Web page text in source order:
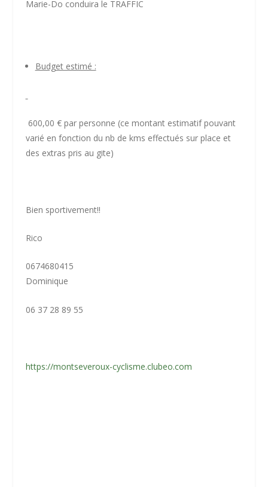
Marie-Do conduira le TRAFFIC
Budget estimé :
600,00 € par personne (ce montant estimatif pouvant
varié en fonction du nb de kms effectués sur place et
des extras pris au gite)
Bien sportivement!!
Rico
0674680415
Dominique
06 37 28 89 55
https://montseveroux-cyclisme.clubeo.com